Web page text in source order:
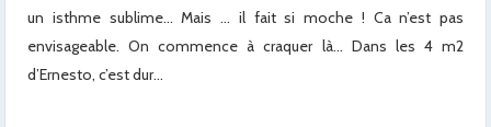
un isthme sublime… Mais … il fait si moche ! Ca n’est pas
envisageable. On commence à craquer là… Dans les 4 m2
d’Ernesto, c’est dur…